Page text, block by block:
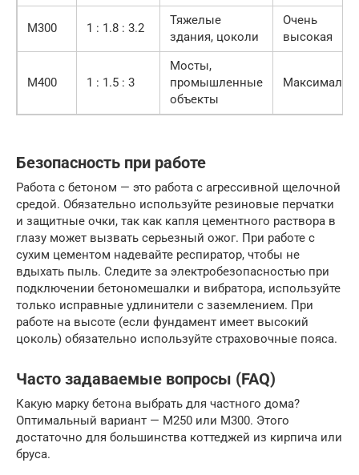
М300 1 : 1.8 : 3.2
Тяжелые
здания, цоколи
Очень
высокая
М400 1 : 1.5 : 3
Мосты,
промышленные
объекты
Безопасность при работе
Работа с бетоном — это работа с агрессивной щелочной
средой. Обязательно используйте резиновые перчатки
и защитные очки, так как капля цементного раствора в
глазу может вызвать серьезный ожог. При работе с
сухим цементом надевайте респиратор, чтобы не
вдыхать пыль. Следите за электробезопасностью при
подключении бетономешалки и вибратора, используйте
только исправные удлинители с заземлением. При
работе на высоте (если фундамент имеет высокий
цоколь) обязательно используйте страховочные пояса.
Часто задаваемые вопросы (FAQ)
Какую марку бетона выбрать для частного дома?
Оптимальный вариант — М250 или М300. Этого
достаточно для большинства коттеджей из кирпича или
бруса.